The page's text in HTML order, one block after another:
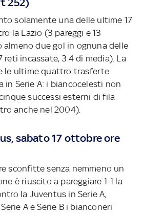
solamente una delle ultime 17
la Lazio (3 pareggi e 13
due gol in ognuna delle
incassate, 3.4 di media). La
le ultime quattro trasferte
in Serie A: i biancocelesti non
successi esterni di fila
anche nel 2004).
sabato 17 ottobre ore
sconfitte senza nemmeno un
è riuscito a pareggiare 1-1 la
la Juventus in Serie A,
A e Serie B i bianconeri